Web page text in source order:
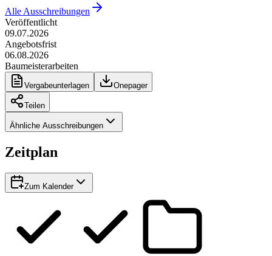
Alle Ausschreibungen
Veröffentlicht
09.07.2026
Angebotsfrist
06.08.2026
Baumeisterarbeiten
Vergabeunterlagen Onepager
Teilen
Ähnliche Ausschreibungen
Zeitplan
Zum Kalender